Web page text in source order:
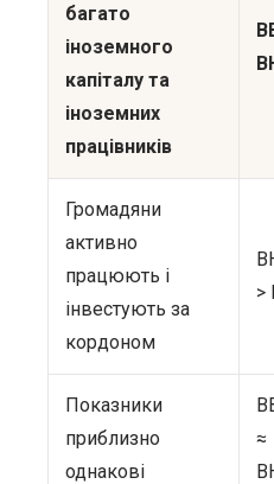
багато
іноземного
капіталу та
іноземних
працівників
Громадяни
активно
працюють і
інвестують за
кордоном
>
Показники
приблизно
однакові
≈